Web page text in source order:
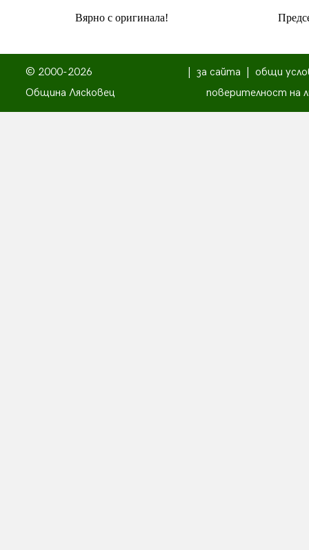
Вярно с оригинала!
© 2000-2026
Община Лясковец
за сайта
общи
поверителност на